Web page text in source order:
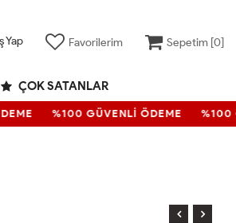
Yap Favorilerim Sepetim [0]
ÇOK SATANLAR
%100 GÜVENLİ ÖDEME %100